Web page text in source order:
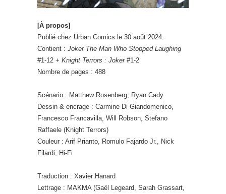
[À propos]
Publié chez Urban Comics le 30 août 2024.
Contient : Joker The Man Who Stopped Laughing
#1-12 + Knight Terrors : Joker#1-2
Nombre de pages : 488
Scénario : Matthew Rosenberg, Ryan Cady
Dessin & encrage : Carmine Di Giandomenico,
Francesco Francavilla, Will Robson, Stefano
Raffaele (Knight Terrors)
Couleur : Arif Prianto, Romulo Fajardo Jr., Nick
Filardi, Hi-Fi
Traduction : Xavier Hanard
Lettrage : MAKMA (Gaël Legeard, Sarah Grassart,